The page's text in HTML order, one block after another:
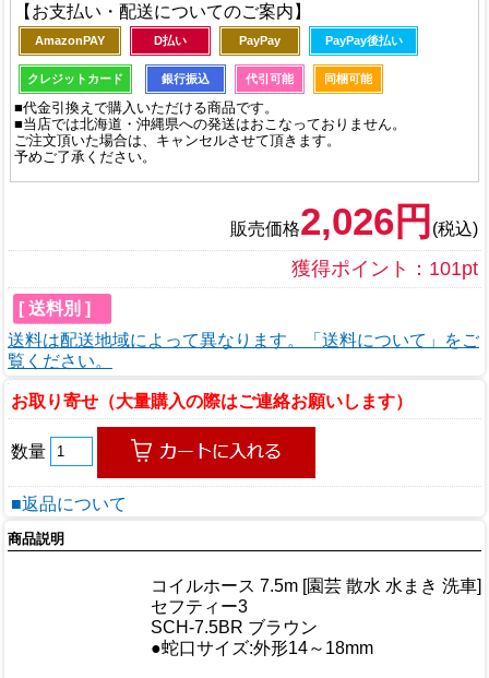
【お支払い・配送についてのご案内】
AmazonPAY D払い PayPay PayPay後払い
クレジットカード 銀行振込 代引可能 同梱可能
■代金引換えで購入いただける商品です。
■当店では北海道・沖縄県への発送はおこなっておりません。
ご注文頂いた場合は、キャンセルさせて頂きます。
予めご了承ください。
販売価格2,026円 (税込)
獲得ポイント：101pt
[ 送料別 ]
送料は配送地域によって異なります。「送料について」をご
覧ください。
お取り寄せ（大量購入の際はご連絡お願いします）
数量
■返品について
商品説明
コイルホース 7.5m [園芸 散水 水まき 洗車]
セフティー3
SCH-7.5BR ブラウン
●蛇口サイズ:外形14～18mm